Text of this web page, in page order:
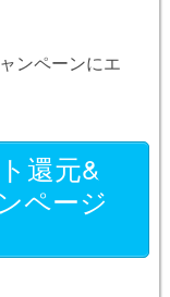
ンペーンにエ
還元&
ページ